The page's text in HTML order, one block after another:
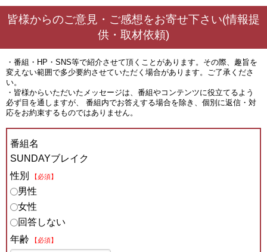
皆様からのご意見・ご感想をお寄せ下さい(情報提
供・取材依頼)
・番組・HP・SNS等で紹介させて頂くことがあります。その際、趣旨を
変えない範囲で多少要約させていただく場合があります。ご了承くださ
い。
・皆様からいただいたメッセージは、番組やコンテンツに役立てるよう
必ず目を通しますが、 番組内でお答えする場合を除き、個別に返信・対
応をお約束するものではありません。
番組名
SUNDAYブレイク
性別
【必須】
男性
女性
回答しない
年齢
【必須】